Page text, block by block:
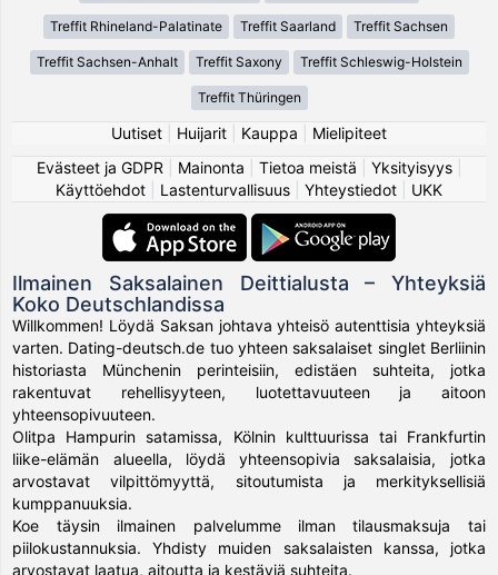
Treffit Rhineland-Palatinate Treffit Saarland Treffit Sachsen
Treffit Sachsen-Anhalt Treffit Saxony Treffit Schleswig-Holstein
Treffit Thüringen
Uutiset Huijarit Kauppa
Mielipiteet
Evästeet ja GDPR
Mainonta Tietoa meistä Yksityisyys|
Käyttöehdot
Lastenturvallisuus Yhteystiedot UKK
Ilmainen Saksalainen Deittialusta – Yhteyksiä
Koko Deutschlandissa
Willkommen! Löydä Saksan johtava yhteisö autenttisia yhteyksiä
varten. Dating-deutsch.de tuo yhteen saksalaiset singlet Berliinin
historiasta Münchenin perinteisiin, edistäen suhteita, jotka
rakentuvat rehellisyyteen, luotettavuuteen ja aitoon
yhteensopivuuteen.
Olitpa Hampurin satamissa, Kölnin kulttuurissa tai Frankfurtin
liike-elämän alueella, löydä yhteensopivia saksalaisia, jotka
arvostavat vilpittömyyttä, sitoutumista ja merkityksellisiä
kumppanuuksia.
Koe täysin ilmainen palvelumme ilman tilausmaksuja tai
piilokustannuksia. Yhdisty muiden saksalaisten kanssa, jotka
arvostavat laatua, aitoutta ja kestäviä suhteita.